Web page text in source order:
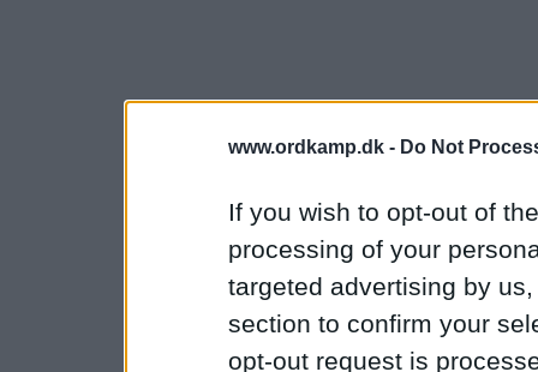
www.ordkamp.dk - Do Not
If you wish to opt-out of
processing of your
targeted advertising by
section to confirm your
opt-out request is